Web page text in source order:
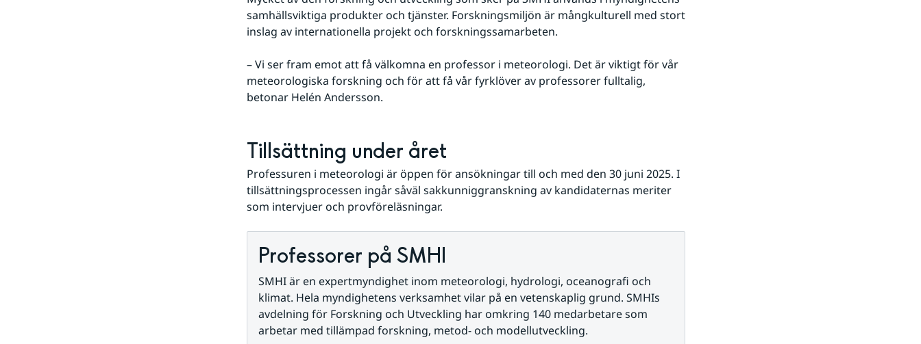
samhällsviktiga produkter och tjänster. Forskningsmiljön är mångkulturell med stort
inslag av internationella projekt och forskningssamarbeten.
– Vi ser fram emot att få välkomna en professor i meteorologi. Det är viktigt för vår
meteorologiska forskning och för att få vår fyrklöver av professorer fulltalig,
betonar Helén Andersson.
Tillsättning under året
Professuren i meteorologi är öppen för ansökningar till och med den 30 juni 2025. I
tillsättningsprocessen ingår såväl sakkunniggranskning av kandidaternas meriter
som intervjuer och provföreläsningar.
Professorer på SMHI
SMHI är en expertmyndighet inom meteorologi, hydrologi, oceanografi och
klimat. Hela myndighetens verksamhet vilar på en vetenskaplig grund. SMHIs
avdelning för Forskning och Utveckling har omkring 140 medarbetare som
arbetar med tillämpad forskning, metod- och modellutveckling.